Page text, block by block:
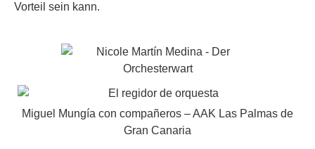
Vorteil sein kann.
Miguel Mungía con compañeros – AAK Las Palmas de
Gran Canaria